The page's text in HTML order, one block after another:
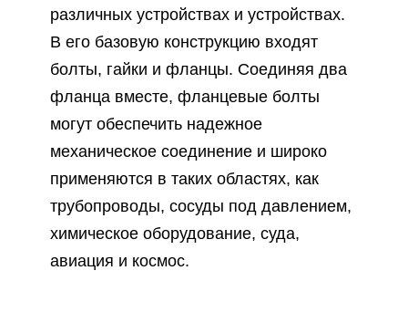
различных устройствах и устройствах.
В его базовую конструкцию входят
болты, гайки и фланцы. Соединяя два
фланца вместе, фланцевые болты
могут обеспечить надежное
механическое соединение и широко
применяются в таких областях, как
трубопроводы, сосуды под давлением,
химическое оборудование, суда,
авиация и космос.